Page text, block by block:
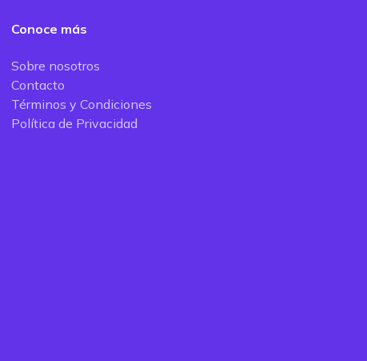
Conoce más
Sobre nosotros
Contacto
Términos y Condiciones
Política de Privacidad